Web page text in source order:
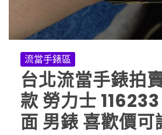
流當手錶區
台北流當手錶拍
款 勞力士
面 男錶 喜歡價